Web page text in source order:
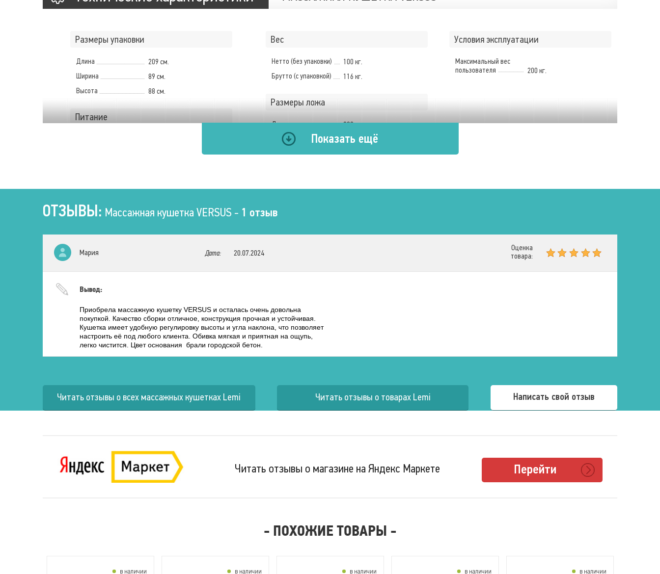
Размеры упаковки
Длина
209 см.
Ширина
89 см.
Высота
88 см.
Питание
Вес
Нетто (без упаковки)
100 кг.
Брутто (с упаковкой)
116 кг.
Размеры ложа
Длина
202 см.
Ширина
74 см.
Высота
До 12 см
Условия эксплуатации
Максимальный вес
пользователя
200 кг.
Показать ещё
ОТЗЫВЫ: Массажная кушетка VERSUS - 1 отзыв
Мария Дата: 20.07.2024
Оценка
товара:
Вывод:
Приобрела массажную кушетку VERSUS и осталась очень довольна
покупкой. Качество сборки отличное, конструкция прочная и устойчивая.
Кушетка имеет удобную регулировку высоты и угла наклона, что позволяет
настроить её под любого клиента. Обивка мягкая и приятная на ощупь,
легко чистится. Цвет основания брали городской бетон.
Читать отзывы о всех массажных кушетках Lemi Читать отзывы о товарах Lemi Написать свой отзыв
Читать отзывы о магазине на Яндекс Маркете Перейти
- ПОХОЖИЕ ТОВАРЫ -
в наличии в наличии в наличии в наличии в наличии